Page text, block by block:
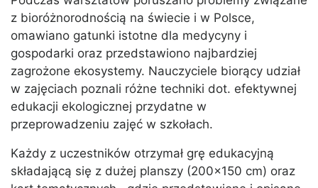
z bioróżnorodnością na świecie i w Polsce,
omawiano gatunki istotne dla medycyny i
gospodarki oraz przedstawiono najbardziej
zagrożone ekosystemy. Nauczyciele biorący udział
w zajęciach poznali różne techniki dot. efektywnej
edukacji ekologicznej przydatne w
przeprowadzeniu zajęć w szkołach.
Każdy z uczestników otrzymał grę edukacyjną
składającą się z dużej planszy (200×150 cm) oraz